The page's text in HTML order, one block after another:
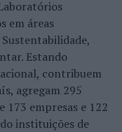
em áreas
Estando
contribuem
agregam 295
173 empresas e 122
instituições de